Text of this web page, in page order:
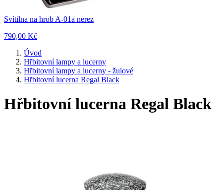
Svítilna na hrob A-01a nerez
790,00 Kč
Úvod
Hřbitovní lampy a lucerny
Hřbitovní lampy a lucerny - žulové
Hřbitovní lucerna Regal Black
Hřbitovní lucerna Regal Black